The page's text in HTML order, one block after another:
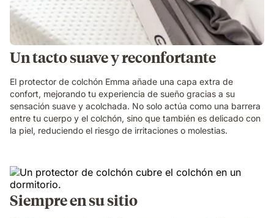
Un tacto suave y reconfortante
El protector de colchón Emma añade una capa extra de
confort, mejorando tu experiencia de sueño gracias a su
sensación suave y acolchada. No solo actúa como una barrera
entre tu cuerpo y el colchón, sino que también es delicado con
la piel, reduciendo el riesgo de irritaciones o molestias.
Siempre en su sitio